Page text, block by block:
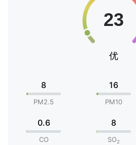
优
8
PM2.5
16
PM10
0.6
CO
8
SO2